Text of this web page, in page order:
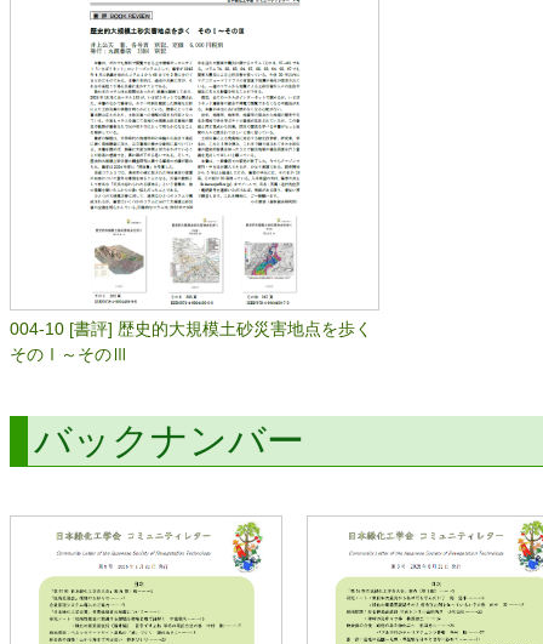
004-10 [書評] 歴史的大規模土砂災害地点を歩く
そのⅠ～そのⅢ
バックナンバー